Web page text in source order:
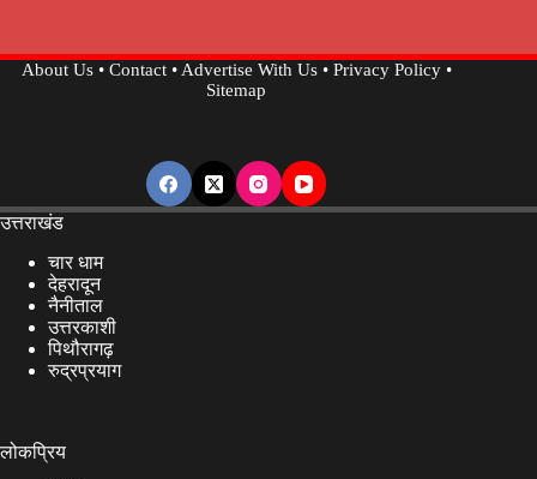
About Us• Contact•Advertise With Us• Privacy Policy•
Sitemap
उत्तराखंड
चार धाम
देहरादून
नैनीताल
उत्तरकाशी
पिथौरागढ़
रुद्रप्रयाग
लोकप्रिय